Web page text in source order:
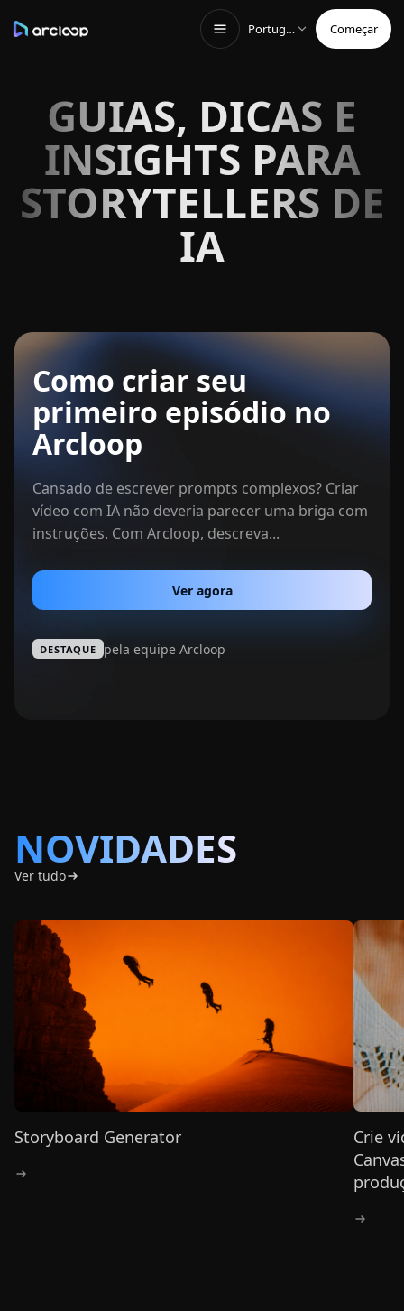
Português (BR) Começar
GUIAS, DICAS E
INSIGHTS PARA
STORYTELLERS DE
IA
Como criar seu
primeiro episódio no
Arcloop
Cansado de escrever prompts complexos? Criar
vídeo com IA não deveria parecer uma briga com
instruções. Com Arcloop, descreva...
Ver agora
DESTAQUE pela equipe Arcloop
NOVIDADES
Ver tudo
Storyboard Generator
Crie